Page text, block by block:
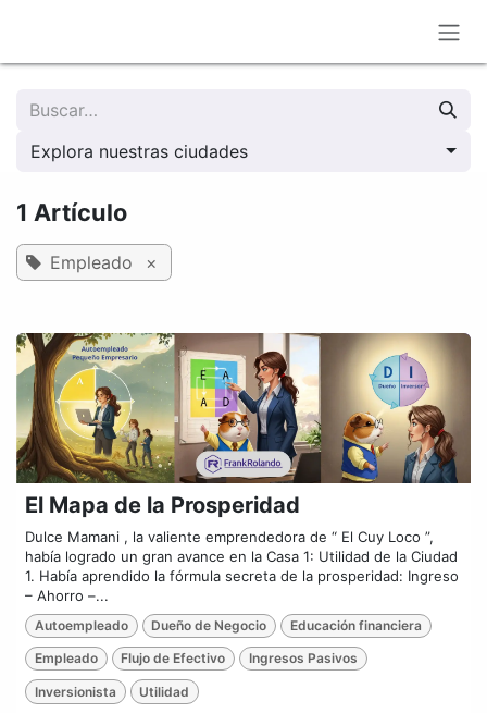
Explora nuestras ciudades
1 Artículo
Empleado ×
El Mapa de la Prosperidad
Dulce Mamani , la valiente emprendedora de “ El Cuy Loco ”,
había logrado un gran avance en la Casa 1: Utilidad de la Ciudad
1. Había aprendido la fórmula secreta de la prosperidad: Ingreso
– Ahorro –...
Autoempleado Dueño de Negocio Educación financiera
Empleado Flujo de Efectivo Ingresos Pasivos
Inversionista Utilidad